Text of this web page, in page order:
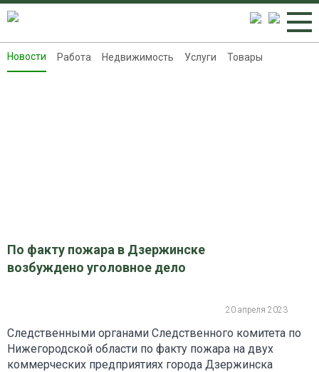
Новости
Новости Работа Недвижимость Услуги Товары
По факту пожара в Дзержинске
возбуждено уголовное дело
20 апреля 2023
Следственными органами Следственного комитета по
Нижегородской области по факту пожара на двух
коммерческих предприятиях города Дзержинска